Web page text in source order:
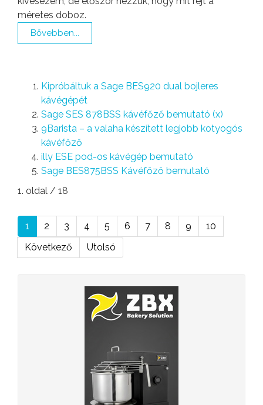
méretes doboz.
Bővebben...
Kipróbáltuk a Sage BES920 dual bojleres
kávégépét
Sage SES 878BSS kávéfőző bemutató (x)
9Barista – a valaha készített legjobb kotyogós
kávéfőző
illy ESE pod-os kávégép bemutató
Sage BES875BSS Kávéfőző bemutató
1. oldal / 18
1 2 3 4 5 6 7 8 9
10
Következő
Utolsó